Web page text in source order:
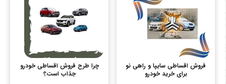
فروش اقساطی سایپا و راهی نو
برای خرید خودرو
چرا طرح فروش اقساطی خودرو
جذاب است؟